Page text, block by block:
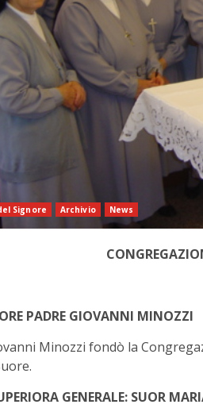
Signore Archivio News
PADRE GIOVANNI MINOZZI
Minozzi fondò la
GENERALE: SUOR